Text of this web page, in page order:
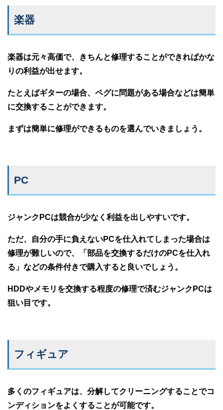
楽器
楽器は元々高価で、きちんと修理することができればかな
りの利益が出せます。
たとえばギターの場合、ペグに問題がある場合などは簡単
に交換することができます。
まずは簡単に修理ができるものを選んでいきましょう。
PC
ジャンクPCは競合が少なく利益を出しやすいです。
ただ、自分の手に負えないPCを仕入れてしまった場合は
修理が難しいので、「部品を交換するだけのPCを仕入れ
る」などの条件付きで購入すると良いでしょう。
HDDやメモリを交換する程度の修理で済むジャンクPCは
狙い目です。
フィギュア
多くのフィギュアは、分解してクリーニングすることでコ
ンディションをよくすることが可能です。